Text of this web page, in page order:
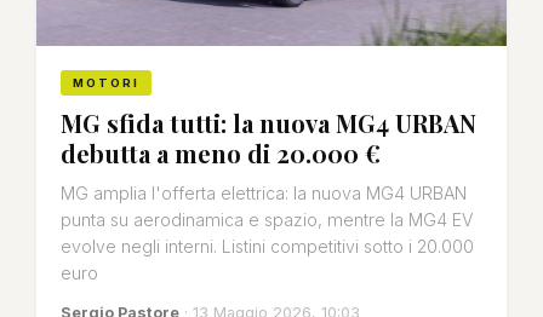
MOTORI
MG sfida tutti: la nuova MG4 URBAN
debutta a meno di 20.000 €
MG amplia l'offerta elettrica: la nuova MG4 URBAN
punta su aerodinamica e spazio, mentre la MG4 EV
evolve negli interni. Listini competitivi sotto i 20.000
euro
Sergio Pastore · 13 Maggio 2026, 10:03